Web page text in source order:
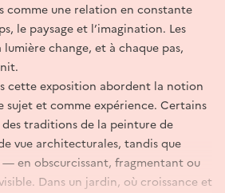
comme une relation en constante
le paysage et l’imagination. Les
change, et à chaque pas,
cette exposition abordent la notion
sujet et comme expérience. Certains
traditions de la peinture de
vue architecturales, tandis que
en obscurcissant, fragmentant ou
Dans un jardin, où croissance et